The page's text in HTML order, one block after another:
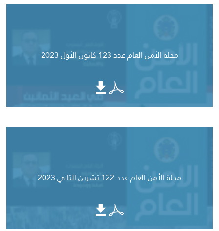
مجلة الأمن العام عدد 123 كانون الأول 2023
مجلة الأمن العام عدد 122 تشرين الثاني 2023